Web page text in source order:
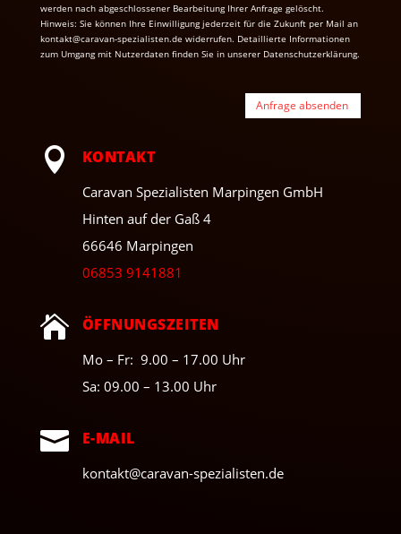
werden nach abgeschlossener Bearbeitung Ihrer Anfrage gelöscht.
Hinweis: Sie können Ihre Einwilligung jederzeit für die Zukunft per Mail an
kontakt@caravan-spezialisten.de widerrufen. Detaillierte Informationen
zum Umgang mit Nutzerdaten finden Sie in unserer Datenschutzerklärung.
Anfrage absenden
 KONTAKT
Caravan Spezialisten Marpingen GmbH
Hinten auf der Gaß 4
66646 Marpingen
06853 9141881
 ÖFFNUNGSZEITEN
Mo – Fr: 9.00 – 17.00 Uhr
Sa: 09.00 – 13.00 Uhr
 E-MAIL
kontakt@caravan-spezialisten.de